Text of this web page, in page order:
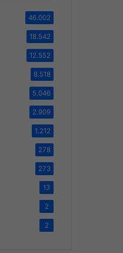
46.002
18.542
12.552
8.518
5.046
2.909
1.212
278
273
13
2
2